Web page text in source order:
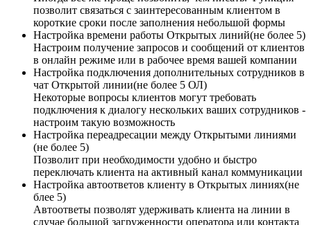
позволит связаться с заинтересованным клиентом в
короткие сроки после заполнения небольшой формы
Настройка времени работы Открытых линий(не более 5)
Настроим получение запросов и сообщений от клиентов
в онлайн режиме или в рабочее время вашей компании
Настройка подключения дополнительных сотрудников в
чат Открытой линии(не более 5 ОЛ)
Некоторые вопросы клиентов могут требовать
подключения к диалогу нескольких ваших сотрудников -
настроим такую возможность
Настройка переадресации между Открытыми линиями
(не более 5)
Позволит при необходимости удобно и быстро
переключать клиента на активный канал коммуникации
Настройка автоответов клиенту в Открытых линиях(не
блее 5)
Автоответы позволят удерживать клиента на линии в
случае большой загруженности оператора или контакта